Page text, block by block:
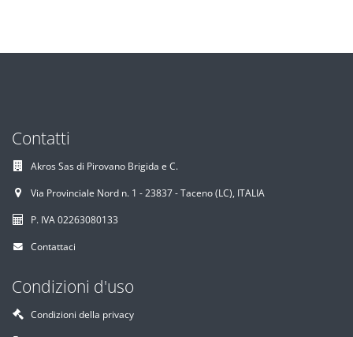
Contatti
Akros Sas di Pirovano Brigida e C.
Via Provinciale Nord n. 1 - 23837 - Taceno (LC), ITALIA
P. IVA 02263080133
Contattaci
Condizioni d'uso
Condizioni della privacy